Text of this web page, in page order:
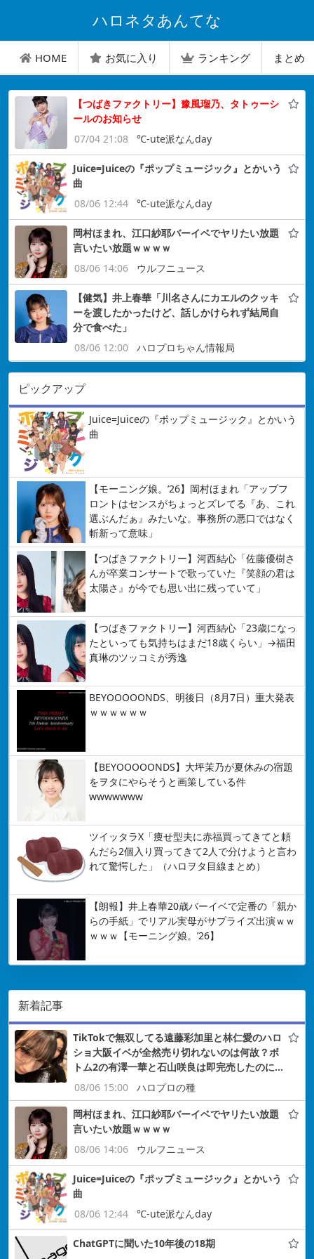
ハロネタあんてな
HOME お気に入り ランキング まとめ
【つばきファクトリー】豫風瑠乃、タトゥーシ
ールのお知らせ
07/04 21:08
℃-ute派なんday
Juice=Juiceの『ポップミュージック』とかいう
曲
08/06 12:44
℃-ute派なんday
岡村ほまれ、江口紗耶バーイベでヤリたい放題
言いたい放題ｗｗｗｗ
08/06 14:06
ウルフニュース
【健気】井上春華「川名さんにカエルのクッキ
ーを渡したかったけど、話しかけられず結局自
分で食べた」
08/06 12:00
ハロプロちゃん情報局
ピックアップ
Juice=Juiceの『ポップミュージック』とかいう
曲
【モーニング娘。’26】岡村ほまれ「アップフ
ロントはセンスがちょっとズレてる『あ、これ
選ぶんだぁ』みたいな。事務所の悪口ではなく
斬新って意味」
【つばきファクトリー】河西結心「佐藤優樹さ
んが卒業コンサートで歌っていた『笑顔の君は
太陽さ』が今でも思い出に残っていて」
【つばきファクトリー】河西結心「23歳になっ
たといっても気持ちはまだ18歳くらい」→福田
真琳のツッコミが秀逸
BEYOOOOONDS、明後日（8月7日）重大発表
ｗｗｗｗｗｗ
【BEYOOOOONDS】大坪茉乃が夏休みの宿題
をヲタにやらそうと画策している件
wwwwwww
ツイッタラX「痩せ型夫に赤福買ってきてと頼
んだら2個入り買ってきて2人で分けようと言わ
れて驚愕した」（ハロヲタ目線まとめ）
【朗報】井上春華20歳バーイベで定番の「親か
らの手紙」でリアル実母がサプライズ出演ｗｗ
ｗｗｗ【モーニング娘。’26】
新着記事
TikTokで無双してる遠藤彩加里と林仁愛のハロ
ショ大阪イベが全然売り切れないのは何故？ボ
トム2の有澤一華と石山咲良は即完売したのに…
08/06 15:00
ハロプロの種
岡村ほまれ、江口紗耶バーイベでヤリたい放題
言いたい放題ｗｗｗｗ
08/06 14:06
ウルフニュース
Juice=Juiceの『ポップミュージック』とかいう
曲
08/06 12:44
℃-ute派なんday
ChatGPTに聞いた10年後の18期